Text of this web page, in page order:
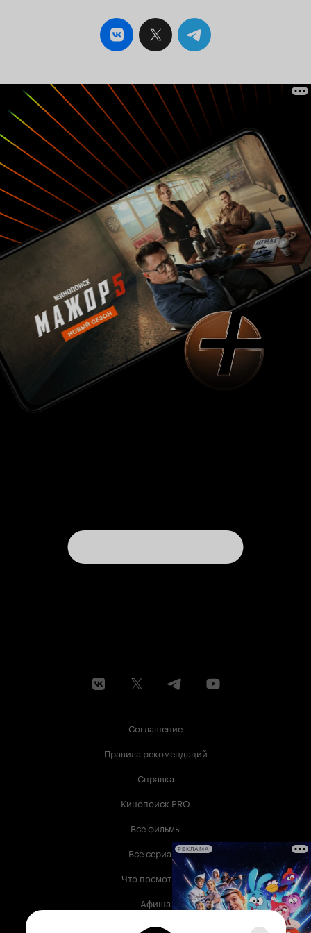
но сильные) - все это, скорее всего,
каким удивительным последствиям в мире
привело то, что 11-летний мальчик молча
серию) -9 из 10
Соглашение
Правила рекомендаций
Справка
Кинопоиск PRO
Все фильмы
Все сериалы
Что посмотреть
Афиша
Музыка
РЕКЛАМА